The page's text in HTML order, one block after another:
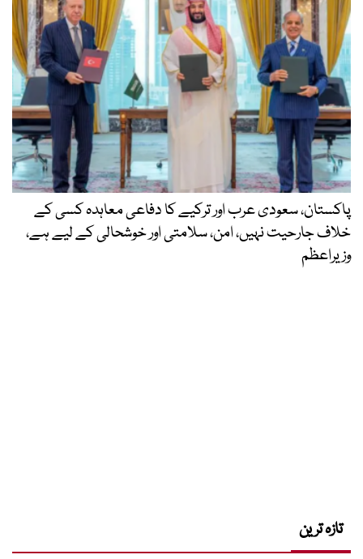
پاکستان، سعودی عرب اور ترکیے کا دفاعی معاہدہ کسی کے
خلاف جارحیت نہیں، امن، سلامتی اور خوشحالی کے لیے ہے،
وزیراعظم
تازہ ترین